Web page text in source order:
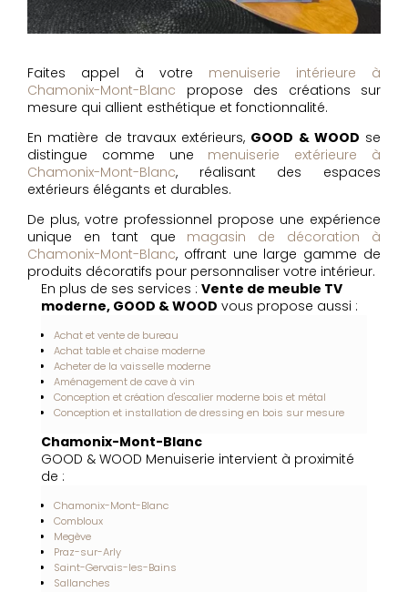
Faites appel à votre menuiserie intérieure à
Chamonix-Mont-Blanc propose des créations sur
mesure qui allient esthétique et fonctionnalité.
En matière de travaux extérieurs, GOOD & WOOD se
distingue comme une menuiserie extérieure à
Chamonix-Mont-Blanc, réalisant des espaces
extérieurs élégants et durables.
De plus, votre professionnel propose une expérience
unique en tant que magasin de décoration à
Chamonix-Mont-Blanc, offrant une large gamme de
produits décoratifs pour personnaliser votre intérieur.
En plus de ses services : Vente de meuble TV
moderne, GOOD & WOOD vous propose aussi :
Achat et vente de bureau
Achat table et chaise moderne
Acheter de la vaisselle moderne
Aménagement de cave à vin
Conception et création d'escalier moderne bois et métal
Conception et installation de dressing en bois sur mesure
Chamonix-Mont-Blanc
GOOD & WOOD Menuiserie intervient à proximité
de :
Chamonix-Mont-Blanc
Combloux
Megève
Praz-sur-Arly
Saint-Gervais-les-Bains
Sallanches